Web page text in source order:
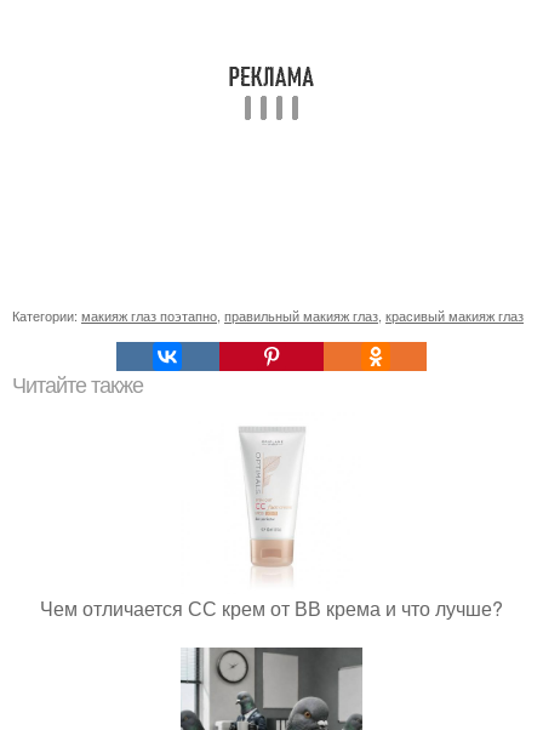
Категории: макияж глаз поэтапно, правильный макияж глаз, красивый макияж глаз
Читайте также
Чем отличается СС крем от ВВ крема и что лучше?